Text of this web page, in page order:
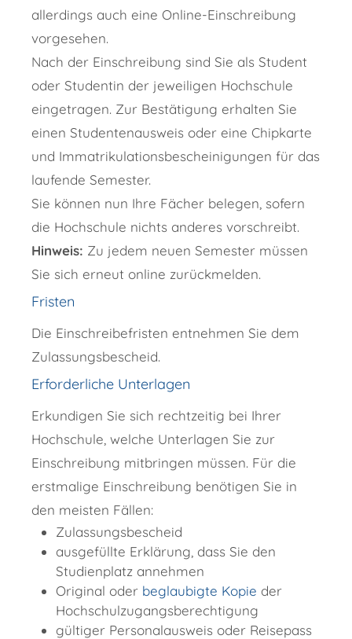
allerdings auch eine Online-Einschreibung
vorgesehen.
Nach der Einschreibung sind Sie als Student
oder Studentin der jeweiligen Hochschule
eingetragen. Zur Bestätigung erhalten Sie
einen Studentenausweis oder eine Chipkarte
und Immatrikulationsbescheinigungen für das
laufende Semester.
Sie können nun Ihre Fächer belegen, sofern
die Hochschule nichts anderes vorschreibt.
Hinweis: Zu jedem neuen Semester müssen
Sie sich erneut online zurückmelden.
Fristen
Die Einschreibefristen entnehmen Sie dem
Zulassungsbescheid.
Erforderliche Unterlagen
Erkundigen Sie sich rechtzeitig bei Ihrer
Hochschule, welche Unterlagen Sie zur
Einschreibung mitbringen müssen. Für die
erstmalige Einschreibung benötigen Sie in
den meisten Fällen:
Zulassungsbescheid
ausgefüllte Erklärung, dass Sie den
Studienplatz annehmen
Original oder beglaubigte Kopie der
Hochschulzugangsberechtigung
gültiger Personalausweis oder Reisepass